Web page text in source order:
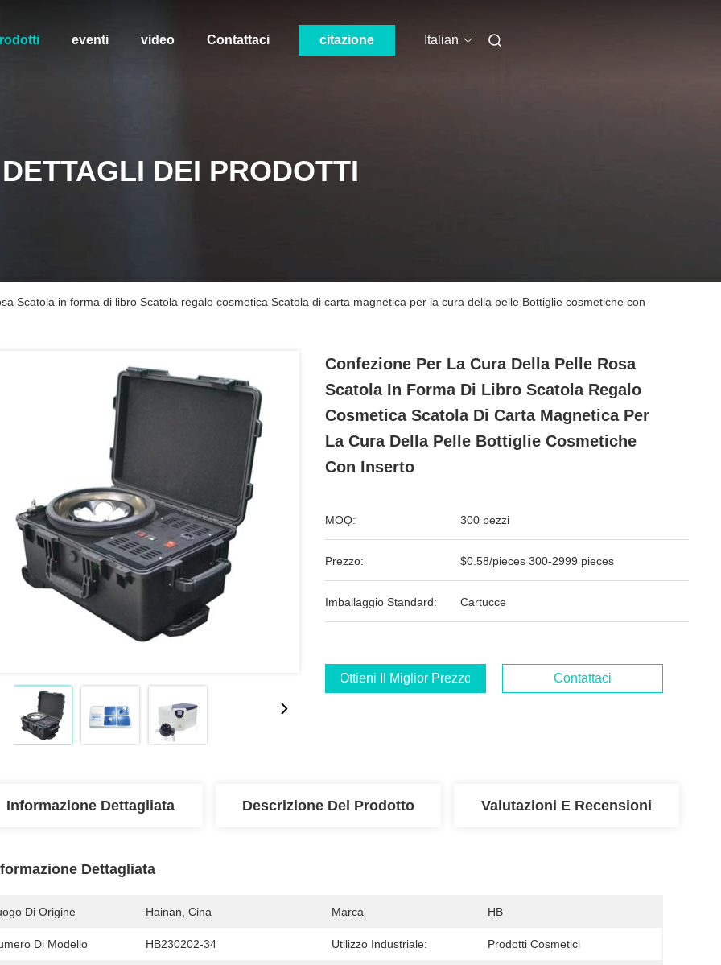
eventi video Contattaci citazione Italian
DETTAGLI DEI PRODOTTI
Scatola in forma di libro Scatola regalo cosmetica Scatola di carta magnetica per la cura della pelle Bottiglie cosmetiche con
Confezione Per La Cura Della Pelle Rosa
Scatola In Forma Di Libro Scatola Regalo
Cosmetica Scatola Di Carta Magnetica Per
La Cura Della Pelle Bottiglie Cosmetiche
Con Inserto
MOQ: 300 pezzi
Prezzo: $0.58/pieces 300-2999 pieces
Imballaggio Standard: Cartucce
Ottieni Il Miglior Prezzo Contattaci
Informazione Dettagliata Descrizione Del Prodotto Valutazioni E Recensioni
Dettagliata
Di Origine Hainan, Cina Marca HB
Di Modello HB230202-34 Utilizzo Industriale: Prodotti Cosmetici